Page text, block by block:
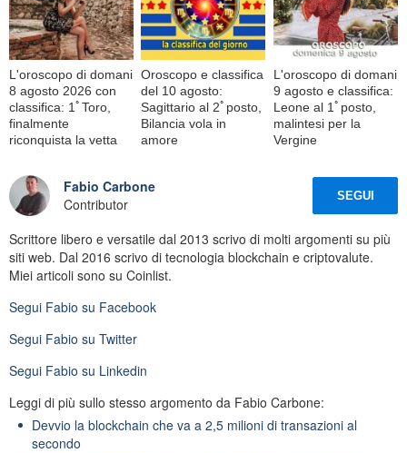
L'oroscopo di domani
8 agosto 2026 con
classifica: 1ﾟToro,
finalmente
riconquista la vetta
Oroscopo e classifica
del 10 agosto:
Sagittario al 2ﾟposto,
Bilancia vola in
amore
L'oroscopo di domani
9 agosto e classifica:
Leone al 1ﾟposto,
malintesi per la
Vergine
Fabio Carbone
Contributor
SEGUI
Scrittore libero e versatile dal 2013 scrivo di molti argomenti su più
siti web. Dal 2016 scrivo di tecnologia blockchain e criptovalute.
Miei articoli sono su Coinlist.
Segui Fabio su Facebook
Segui Fabio su Twitter
Segui Fabio su Linkedin
Leggi di più sullo stesso argomento da Fabio Carbone:
Devvio la blockchain che va a 2,5 milioni di transazioni al
secondo